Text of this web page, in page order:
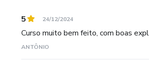
5 24/12/2024
Curso muito bem feito, com boas
ANTÔNIO